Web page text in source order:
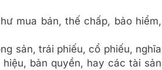
mua bán, thế chấp, bảo hiểm,
sản, trái phiếu, cổ phiếu, nghĩa
bản quyền, hay các tài sản